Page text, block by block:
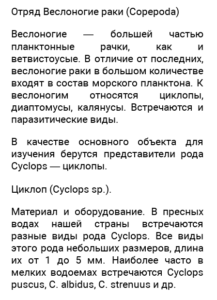
Отряд Веслоногие раки (Copepoda)
Веслоногие — большей частью
планктонные рачки, как и
ветвистоусые. В отличие от последних,
веслоногие раки в большом количестве
входят в состав морского планктона. К
веслоногим относятся циклопы,
диаптомусы, калянусы. Встречаются и
паразитические виды.
В качестве основного объекта для
изучения берутся представители рода
Cyclops — циклопы.
Циклоп (Cyclops sp.).
Материал и оборудование. В пресных
водах нашей страны встречаются
разные виды рода Cyclops. Все виды
этого рода небольших размеров, длина
их от 1 до 5 мм. Наиболее часто в
мелких водоемах встречаются Cyclops
puscus, C. albidus, C. strenuus и др.